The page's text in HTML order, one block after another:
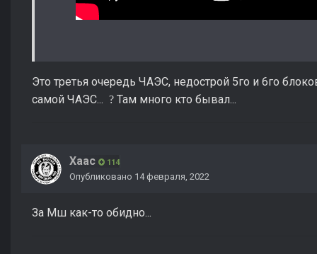
Это третья очередь ЧАЭС, недострой 5го и 6го
самой ЧАЭС... ? Там много кто бывал...
Хаас 114
Опубликовано 14 февраля, 2022
За Мш как-то обидно...